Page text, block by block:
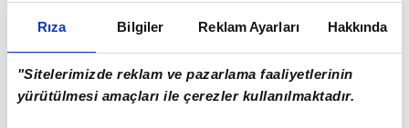
Rıza Bilgiler Reklam Ayarları Hakkında
"Sitelerimizde reklam ve pazarlama faaliyetlerinin
yürütülmesi amaçları ile çerezler kullanılmaktadır.